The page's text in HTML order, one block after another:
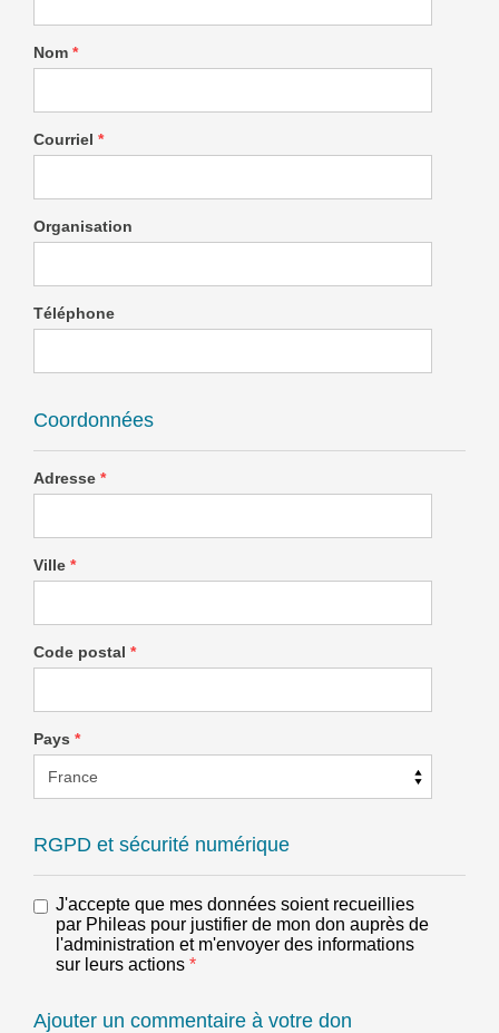
Nom *
Courriel *
Organisation
Téléphone
Coordonnées
Adresse *
Ville *
Code postal *
Pays *
RGPD et sécurité numérique
J'accepte que mes données soient recueillies
par Phileas pour justifier de mon don auprès de
l'administration et m'envoyer des informations
sur leurs actions *
Ajouter un commentaire à votre don